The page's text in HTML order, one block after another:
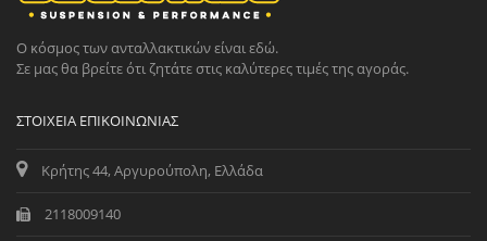
Ο κόσμος των ανταλλακτικών είναι εδώ.
Σε μας θα βρείτε ότι ζητάτε στις καλύτερες τιμές της αγοράς.
ΣΤΟΙΧΕΊΑ ΕΠΙΚΟΙΝΩΝΊΑΣ
Κρήτης 44, Αργυρούπολη, Ελλάδα
2118009140